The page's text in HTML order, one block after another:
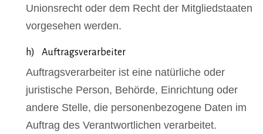
Unionsrecht oder dem Recht der Mitgliedstaaten
vorgesehen werden.
h) Auftragsverarbeiter
Auftragsverarbeiter ist eine natürliche oder
juristische Person, Behörde, Einrichtung oder
andere Stelle, die personenbezogene Daten im
Auftrag des Verantwortlichen verarbeitet.